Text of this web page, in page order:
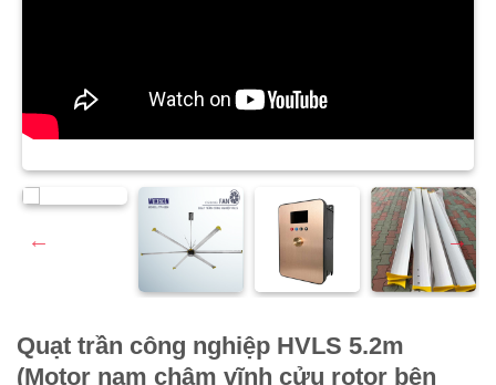
Quạt trần công nghiệp HVLS 5.2m
(Motor nam châm vĩnh cửu rotor bên